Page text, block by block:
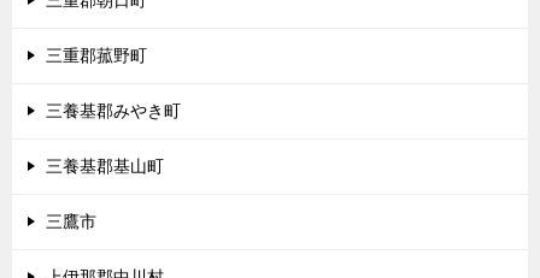
三重郡菰野町
三養基郡みやき町
三養基郡基山町
三鷹市